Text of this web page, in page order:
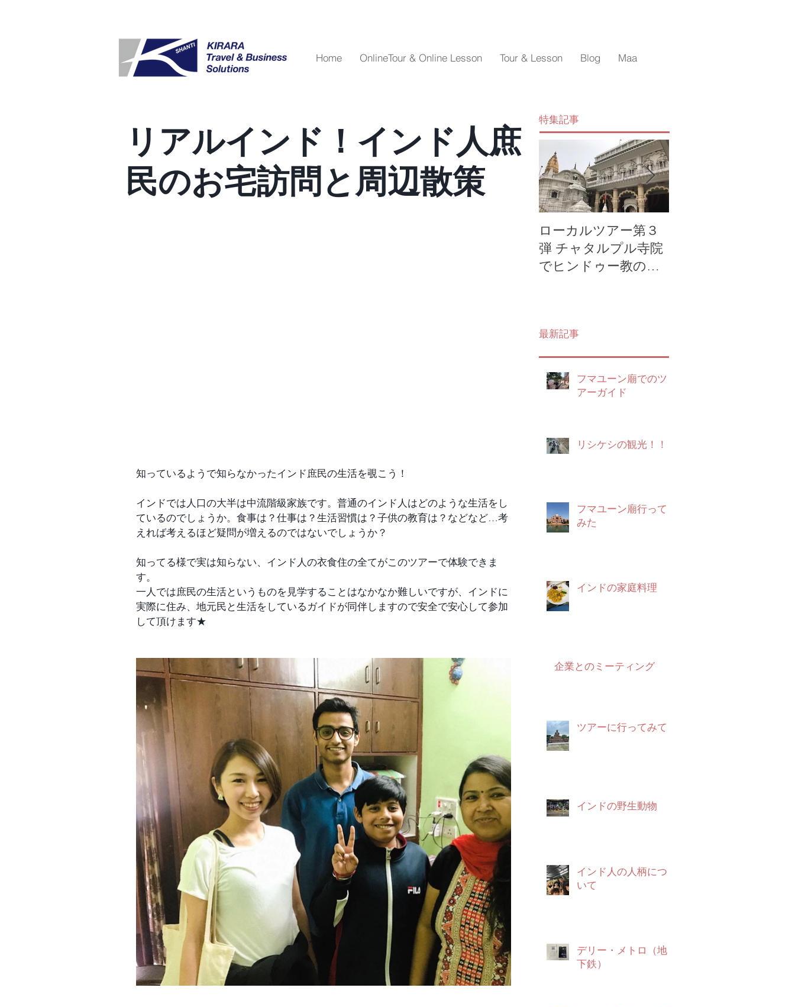
Home OnlineTour & Online Lesson Tour & Lesson Blog Maa
リアルインド！インド人庶
民のお宅訪問と周辺散策
知っているようで知らなかったインド庶民の生活を覗こう！
インドでは人口の大半は中流階級家族です。普通のインド人はどのような生活をし
ているのでしょうか。食事は？仕事は？生活習慣は？子供の教育は？などなど…考
えれば考えるほど疑問が増えるのではないでしょうか？
知ってる様で実は知らない、インド人の衣食住の全てがこのツアーで体験できま
す。
一人では庶民の生活というものを見学することはなかなか難しいですが、インドに
実際に住み、地元民と生活をしているガイドが同伴しますので安全で安心して参加
して頂けます★
特集記事
ローカルツアー第３
弾 チャタルプル寺院
でヒンドゥー教の勉
最新記事
フマユーン廟でのツ
アーガイド
リシケシの観光！！
フマユーン廟行って
みた
インドの家庭料理
企業とのミーティング
ツアーに行ってみて
インドの野生動物
インド人の人柄につ
いて
デリー・メトロ（地
下鉄）